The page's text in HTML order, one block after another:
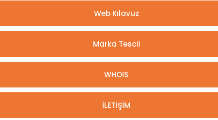
Web Kılavuz
Marka Tescil
WHOIS
İLETİŞİM